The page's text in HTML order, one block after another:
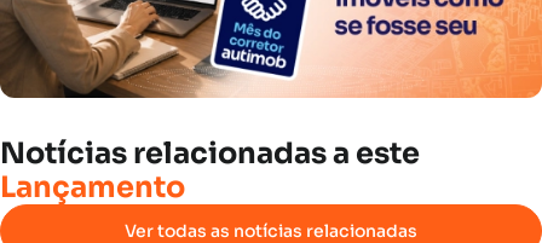
Notícias relacionadasa este
Lançamento
Ver todas as notícias relacionadas